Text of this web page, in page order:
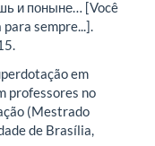
и поныне… [Você
sempre...].
em
professores no
(Mestrado
de Brasília,